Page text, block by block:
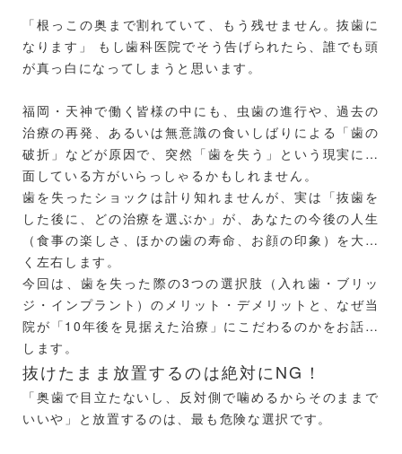
「根っこの奥まで割れていて、もう残せません。抜歯に
なります」 もし歯科医院でそう告げられたら、誰でも頭
が真っ白になってしまうと思います。
福岡・天神で働く皆様の中にも、虫歯の進行や、過去の
治療の再発、あるいは無意識の食いしばりによる「歯の
破折」などが原因で、突然「歯を失う」という現実に直
面している方がいらっしゃるかもしれません。
歯を失ったショックは計り知れませんが、実は「抜歯を
した後に、どの治療を選ぶか」が、あなたの今後の人生
（食事の楽しさ、ほかの歯の寿命、お顔の印象）を大き
く左右します。
今回は、歯を失った際の3つの選択肢（入れ歯・ブリッ
ジ・インプラント）のメリット・デメリットと、なぜ当
院が「10年後を見据えた治療」にこだわるのかをお話し
します。
抜けたまま放置するのは絶対にNG！
「奥歯で目立たないし、反対側で噛めるからそのままで
いいや」と放置するのは、最も危険な選択です。